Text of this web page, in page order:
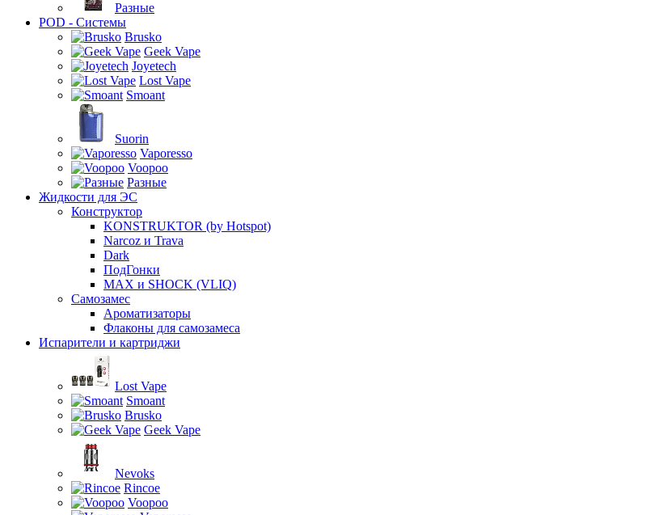
Разные
POD - Системы
Brusko
Geek Vape
Joyetech
Lost Vape
Smoant
Suorin
Vaporesso
Voopoo
Разные
Жидкости для ЭС
Конструктор
KONSTRUKTOR (by Hotspot)
Narcoz и Trava
Dark
ПодГонки
MAX и SHOCK (VLIQ)
Самозамес
Ароматизаторы
Флаконы для самозамеса
Испарители и картриджи
Lost Vape
Smoant
Brusko
Geek Vape
Nevoks
Rincoe
Voopoo